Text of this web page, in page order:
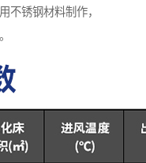
不锈钢材料制作，